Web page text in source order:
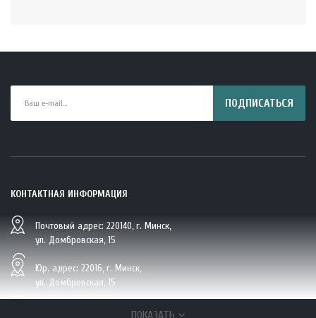
BIO Кокосовая вода тетрапак 330 мл Vietcoco 112878..
5.23 руб.
ПОДПИСАТЬСЯ
КОНТАКТНАЯ ИНФОРМАЦИЯ
Почтовый адрес: 220140, г. Минск,
ул. Домбровская, 15
Юр. адрес: 22016, г. Минск,
ул. Домбровская, 15
+375 (29/33/25) 6 270 870, г. Минск,
ПОКАЗАТЬ